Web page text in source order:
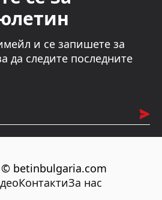
и се запишете за
да следите последните
betinbulgaria.com
КонтактиЗа нас